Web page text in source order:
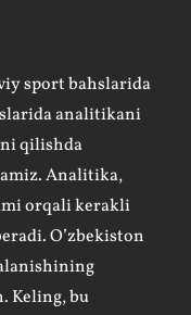
sport bahslarida
analitikani
qilishda
Analitika,
orqali kerakli
O’zbekiston
Keling, bu